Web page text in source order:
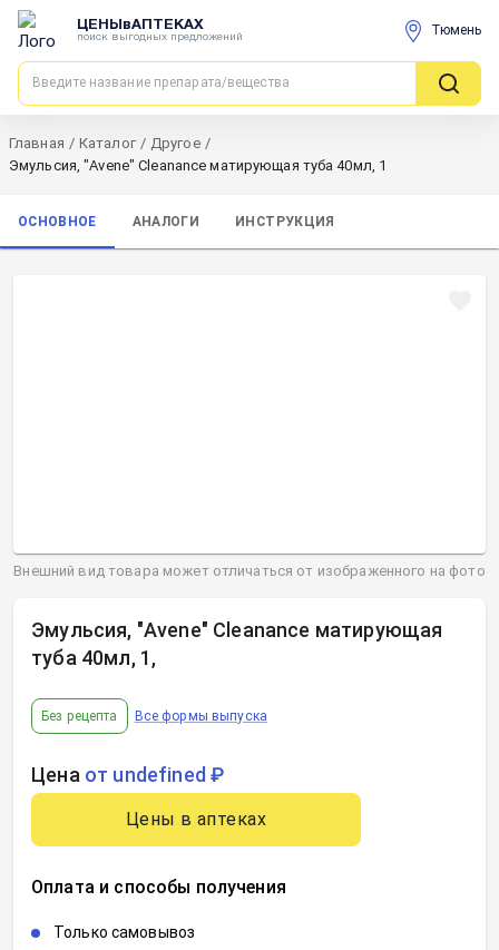
ЦЕНЫвАПТЕКАХ
поиск выгодных предложений Тюмень
Главная / Каталог / Другое /
Эмульсия, "Avene" Cleanance матирующая туба 40мл, 1
ОСНОВНОЕ АНАЛОГИ ИНСТРУКЦИЯ
Эмульсия, "Avene" Cleanance матирующая
туба 40мл, 1 ,
Без рецепта Все формы выпуска
Цена от undefined ₽
Цены в аптеках
Оплата и способы получения
Только самовывоз
Внешний вид товара может отличаться от изображенного на фото